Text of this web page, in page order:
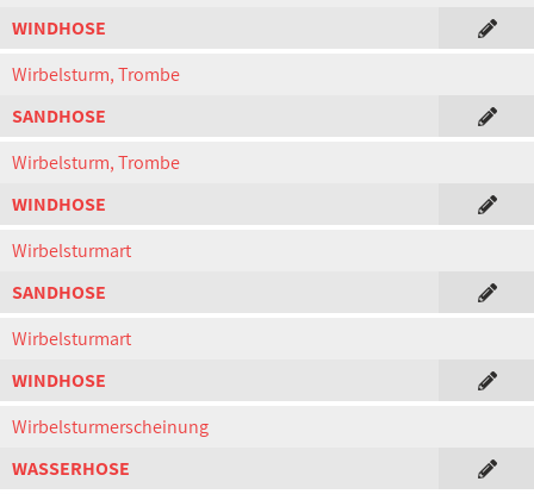
WINDHOSE
Wirbelsturm, Trombe
SANDHOSE
Wirbelsturm, Trombe
WINDHOSE
Wirbelsturmart
SANDHOSE
Wirbelsturmart
WINDHOSE
Wirbelsturmerscheinung
WASSERHOSE